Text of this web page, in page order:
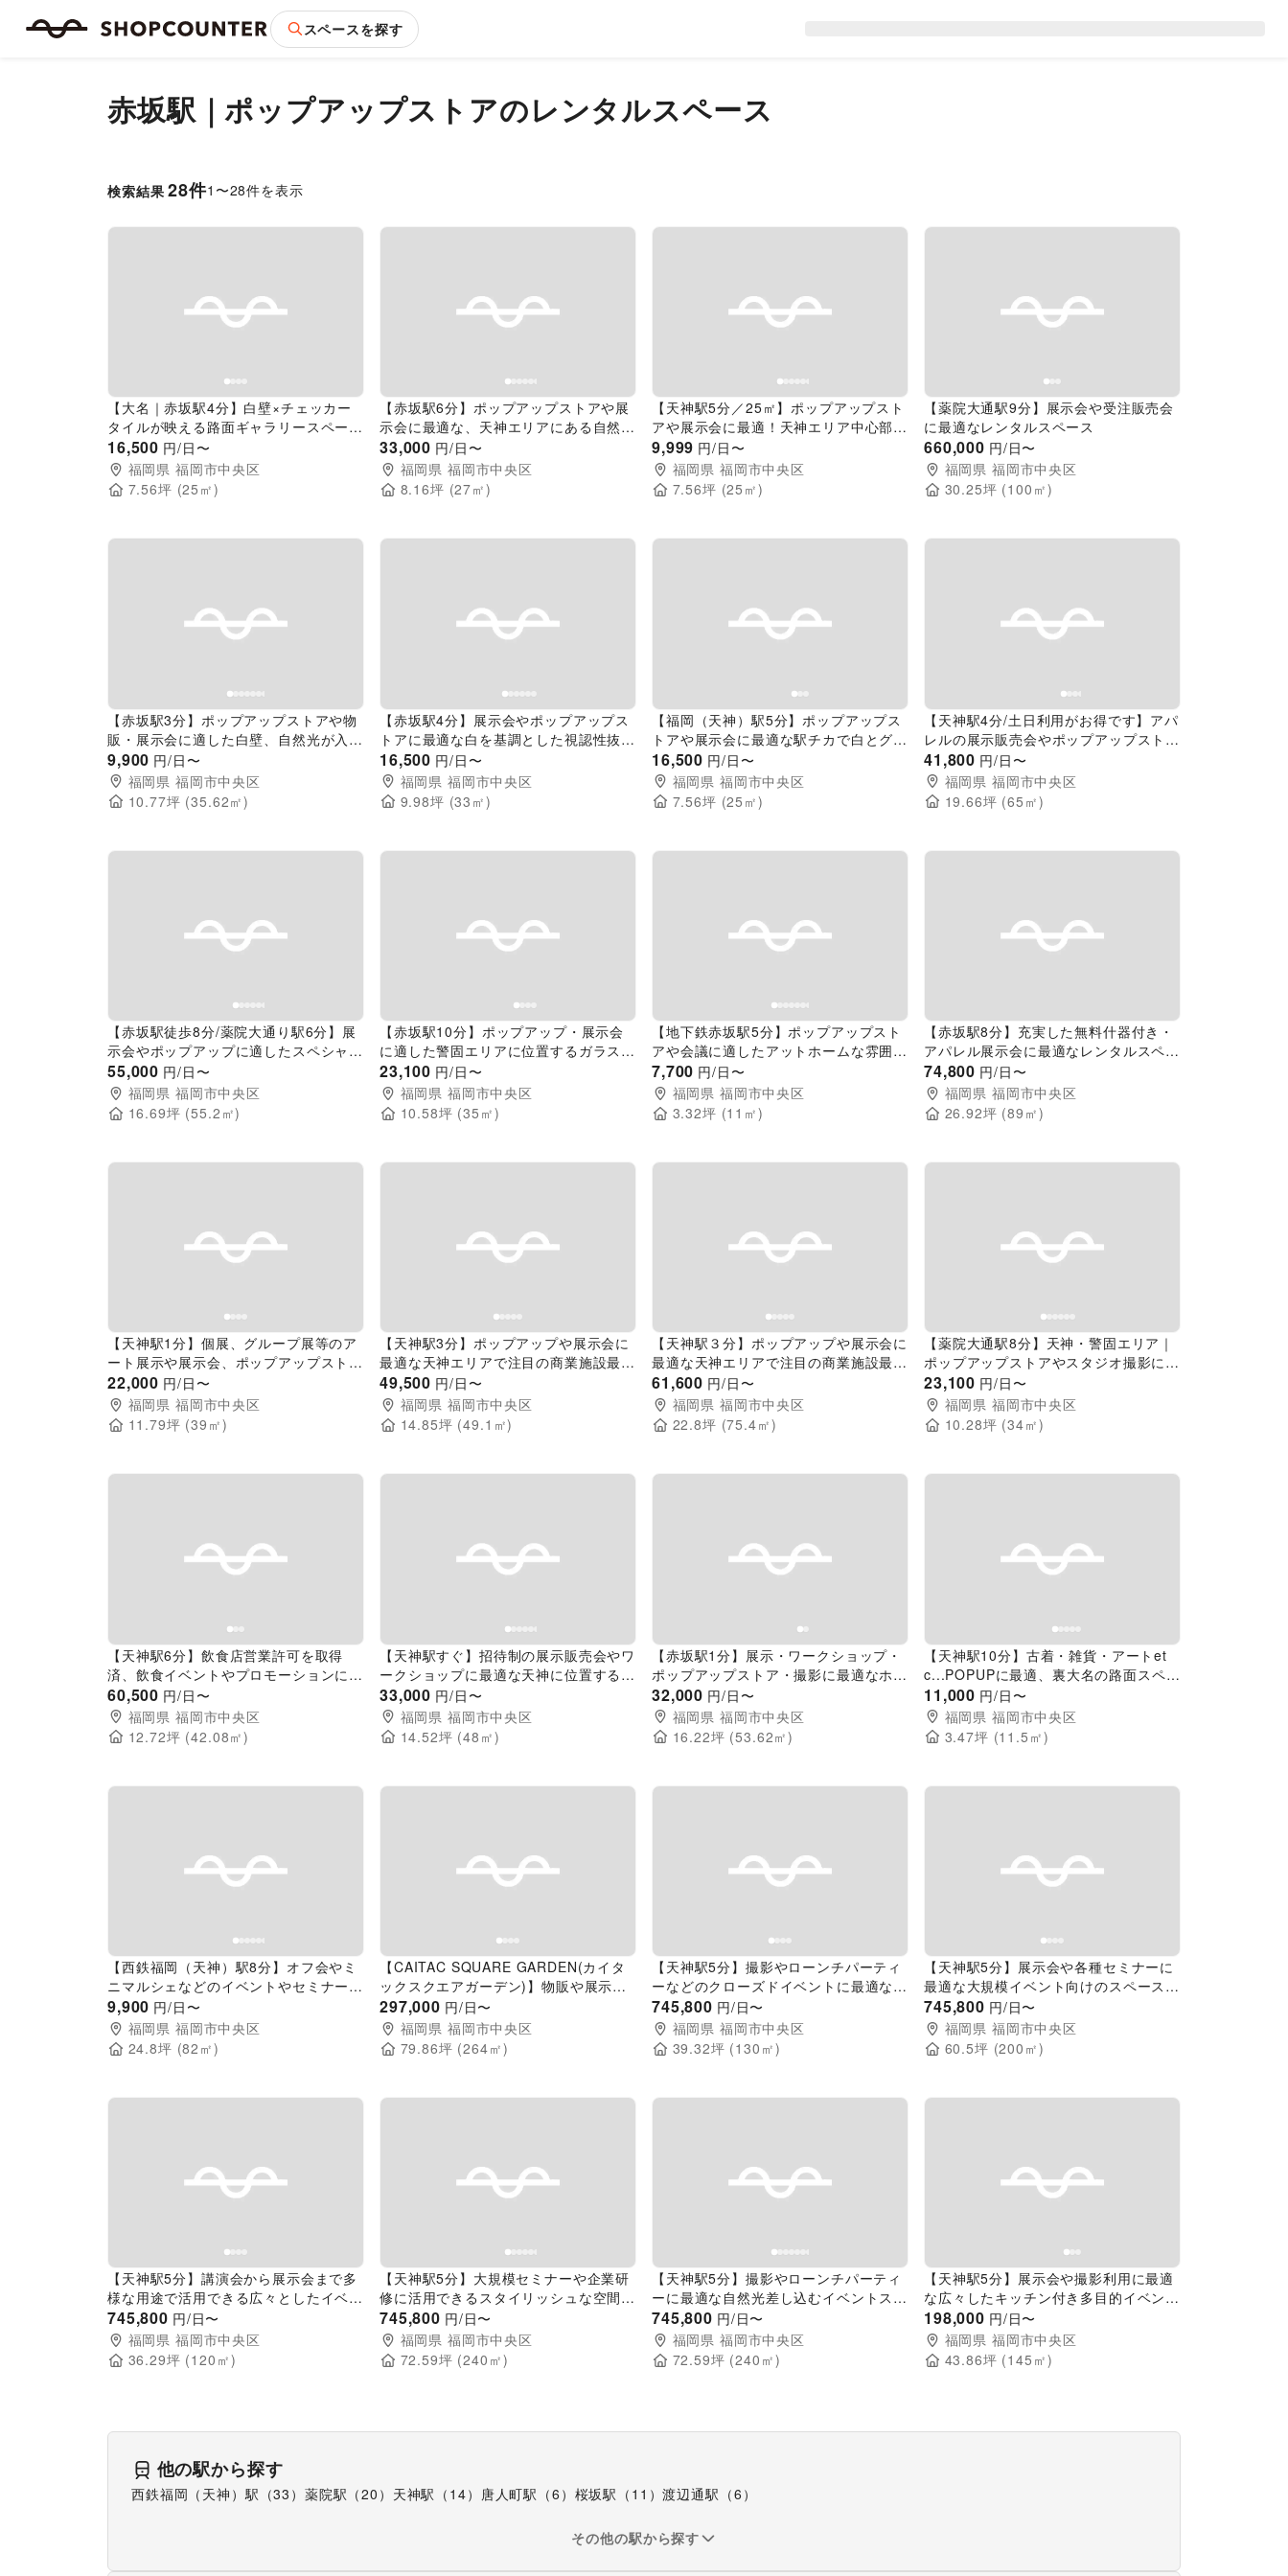
スペースを探す
赤坂駅｜ポップアップストアのレンタルスペース
検索結果 28件1 〜28件を表示
Previous slide
【大名｜赤坂駅4分】白壁×チェッカー
タイルが映える路面ギャラリースペース
（25㎡）
16,500 円/日〜
福岡県 福岡市中央区
7.56坪 (25 ㎡)
Previous slide
【赤坂駅6分】ポップアップストアや展
示会に最適な、天神エリアにある自然光
が差し込む開放的な路面スペース
33,000 円/日〜
福岡県 福岡市中央区
8.16坪 (27㎡)
Previous slide
【天神駅5分／25㎡】ポップアップスト
アや展示会に最適！天神エリア中心部に
ある白基調のイベントスペース
9,999 円/日〜
福岡県 福岡市中央区
7.56坪 (25 ㎡)
Previous slide
【薬院大通駅9分】展示会や受注販売会
に最適なレンタルスペース
660,000 円/日〜
福岡県 福岡市中央区
30.25坪 (100 ㎡)
Previous slide
【赤坂駅3分】ポップアップストアや物
販・展示会に適した白壁、自然光が入る
天神・大名エリアのスペース
9,900 円/日〜
福岡県 福岡市中央区
10.77坪 (35.62㎡)
Previous slide
【赤坂駅4分】展示会やポップアップス
トアに最適な白を基調とした視認性抜群
の路面スペース
16,500 円/日〜
福岡県 福岡市中央区
9.98坪 (33 ㎡)
Previous slide
【福岡（天神）駅5分】ポップアップス
トアや展示会に最適な駅チカで白とグレ
ーを基調とした視認性抜群のレンタルス
ペース
16,500 円/日〜
福岡県 福岡市中央区
7.56坪 (25 ㎡)
Previous slide
【天神駅4分/土日利用がお得です】アパ
レルの展示販売会やポップアップストア
に最適な白壁・コンクリート調のイベン
トスペース
41,800 円/日〜
福岡県 福岡市中央区
19.66坪 (65 ㎡)
Previous slide
【赤坂駅徒歩8分/薬院大通り駅6分】展
示会やポップアップに適したスペシャル
な路面スペース ハンガーやトルソー、
什器も全て揃っているので準備の負担も
最小限！
55,000 円/日〜
福岡県 福岡市中央区
16.69坪 (55.2 ㎡)
Previous slide
【赤坂駅10分】ポップアップ・展示会
に適した警固エリアに位置するガラス張
り路面のスペース
23,100 円/日〜
福岡県 福岡市中央区
10.58坪 (35 ㎡)
Previous slide
【地下鉄赤坂駅5分】ポップアップスト
アや会議に適したアットホームな雰囲気
のレンタルスペース
7,700 円/日〜
福岡県 福岡市中央区
3.32坪 (11 ㎡)
Previous slide
【赤坂駅8分】充実した無料什器付き・
アパレル展示会に最適なレンタルスペー
ス
74,800 円/日〜
福岡県 福岡市中央区
26.92坪 (89 ㎡)
Previous slide
【天神駅1分】個展、グループ展等のア
ート展示や展示会、ポップアップストア
に最適な新天町地下のレンタルギャラリ
ースペース
22,000 円/日〜
福岡県 福岡市中央区
11.79坪 (39 ㎡)
Previous slide
【天神駅3分】ポップアップや展示会に
最適な天神エリアで注目の商業施設最上
階にある貸し会議室
49,500 円/日〜
福岡県 福岡市中央区
14.85坪 (49.1 ㎡)
Previous slide
【天神駅３分】ポップアップや展示会に
最適な天神エリアで注目の商業施設最上
階にある貸し会議室
61,600 円/日〜
福岡県 福岡市中央区
22.8坪 (75.4㎡)
Previous slide
【薬院大通駅8分】天神・警固エリア｜
ポップアップストアやスタジオ撮影に利
用可能なレンタルスペース
23,100 円/日〜
福岡県 福岡市中央区
10.28坪 (34㎡)
Previous slide
【天神駅6分】飲食店営業許可を取得
済、飲食イベントやプロモーションに最
適なアクセス抜群のカウンター付きイベ
ントスペース
60,500 円/日〜
福岡県 福岡市中央区
12.72坪 (42.08㎡)
Previous slide
【天神駅すぐ】招待制の展示販売会やワ
ークショップに最適な天神に位置するア
クセス環境良好なイベントスペース
33,000 円/日〜
福岡県 福岡市中央区
14.52坪 (48 ㎡)
Previous slide
【赤坂駅1分】展示・ワークショップ・
ポップアップストア・撮影に最適なホワ
イトで統一された、シンプルな駅チカキ
ューブ型スペース
32,000 円/日〜
福岡県 福岡市中央区
16.22坪 (53.62㎡)
Previous slide
【天神駅10分】古着・雑貨・アートet
c...POPUPに最適、裏大名の路面スペー
ス
11,000 円/日〜
福岡県 福岡市中央区
3.47坪 (11.5 ㎡)
Previous slide
【西鉄福岡（天神）駅8分】オフ会やミ
ニマルシェなどのイベントやセミナー、
会議などのビジネス用途まで幅広く利用
されている多目的レンタルスペース
9,900 円/日〜
福岡県 福岡市中央区
24.8坪 (82 ㎡)
Previous slide
【CAITAC SQUARE GARDEN(カイタ
ックスクエアガーデン)】物販や展示会
に適した九州最大規模のイベントスペー
ス
297,000 円/日〜
福岡県 福岡市中央区
79.86坪 (264㎡)
Previous slide
【天神駅5分】撮影やローンチパーティ
ーなどのクローズドイベントに最適な洗
練されたイベントスペース(チャペル)
745,800 円/日〜
福岡県 福岡市中央区
39.32坪 (130 ㎡)
Previous slide
【天神駅5分】展示会や各種セミナーに
最適な大規模イベント向けのスペース
(ラウンジ)
745,800 円/日〜
福岡県 福岡市中央区
60.5坪 (200 ㎡)
Previous slide
【天神駅5分】講演会から展示会まで多
様な用途で活用できる広々としたイベン
トスペース(レストラン)
745,800 円/日〜
福岡県 福岡市中央区
36.29坪 (120 ㎡)
Previous slide
【天神駅5分】大規模セミナーや企業研
修に活用できるスタイリッシュな空間の
イベントスペース(ルビーノ)
745,800 円/日〜
福岡県 福岡市中央区
72.59坪 (240 ㎡)
Previous slide
【天神駅5分】撮影やローンチパーティ
ーに最適な自然光差し込むイベントスペ
ース(アッズーロ)
745,800 円/日〜
福岡県 福岡市中央区
72.59坪 (240 ㎡)
Previous slide
【天神駅5分】展示会や撮影利用に最適
な広々したキッチン付き多目的イベント
スペース
198,000 円/日〜
福岡県 福岡市中央区
43.86坪 (145 ㎡)
他の駅から探す
西鉄福岡（天神）駅（33） 薬院駅（20） 天神駅（14） 唐人町駅（6） 桜坂駅（11）渡辺通駅（6）
その他の駅から探す